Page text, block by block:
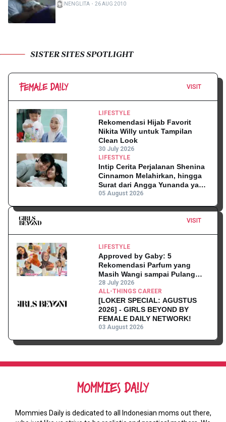
NENGLITA ・ 26 AUG 2010
SISTER SITES SPOTLIGHT
VISIT
LIFESTYLE
Rekomendasi Hijab Favorit
Nikita Willy untuk Tampilan
Clean Look
30 July 2026
LIFESTYLE
Intip Cerita Perjalanan Shenina
Cinnamon Melahirkan, hingga
Surat dari Angga Yunanda yang
Mengharukan!
05 August 2026
VISIT
LIFESTYLE
Approved by Gaby: 5
Rekomendasi Parfum yang
Masih Wangi sampai Pulang
Kantor
28 July 2026
ALL-THINGS CAREER
[LOKER SPECIAL: AGUSTUS
2026] - GIRLS BEYOND BY
FEMALE DAILY NETWORK!
03 August 2026
Mommies Daily is dedicated to all Indonesian moms out there,